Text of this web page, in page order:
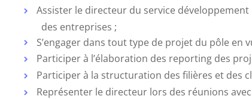
Assister le directeur du service
des entreprises ;
S’engager dans tout type de projet du pôle
Participer à l’élaboration des reporting des
Participer à la structuration des filières et des
Représenter le directeur lors des réunions